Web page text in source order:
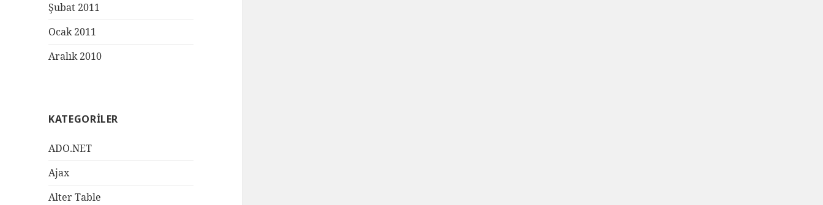
Şubat 2011
Ocak 2011
Aralık 2010
KATEGORILER
ADO.NET
Ajax
Alter Table